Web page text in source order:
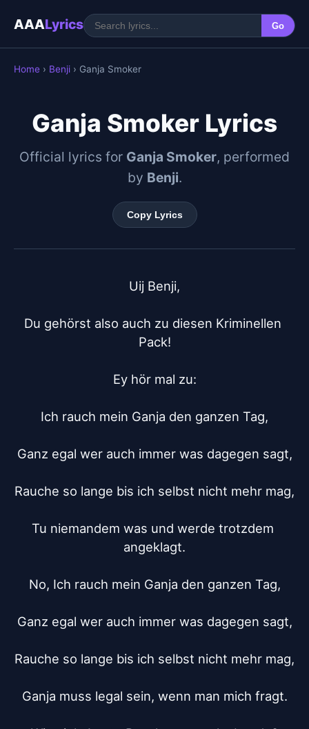
AAALyrics Go
Home › Benji › Ganja Smoker
Ganja Smoker Lyrics
Official lyrics for Ganja Smoker, performed
by Benji.
Copy Lyrics
Uij Benji,
Du gehörst also auch zu diesen Kriminellen
Pack!
Ey hör mal zu:
Ich rauch mein Ganja den ganzen Tag,
Ganz egal wer auch immer was dagegen sagt,
Rauche so lange bis ich selbst nicht mehr mag,
Tu niemandem was und werde trotzdem
angeklagt.
No, Ich rauch mein Ganja den ganzen Tag,
Ganz egal wer auch immer was dagegen sagt,
Rauche so lange bis ich selbst nicht mehr mag,
Ganja muss legal sein, wenn man mich fragt.